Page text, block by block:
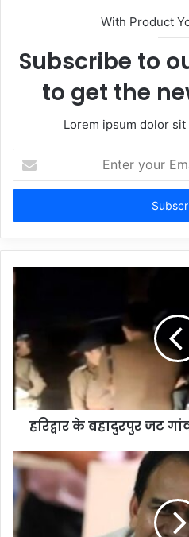
With Product
Subscribe to
to get the
Lorem ipsum dolor
Enter
your
Email
हरिद्वार के बहादुरपुर जट